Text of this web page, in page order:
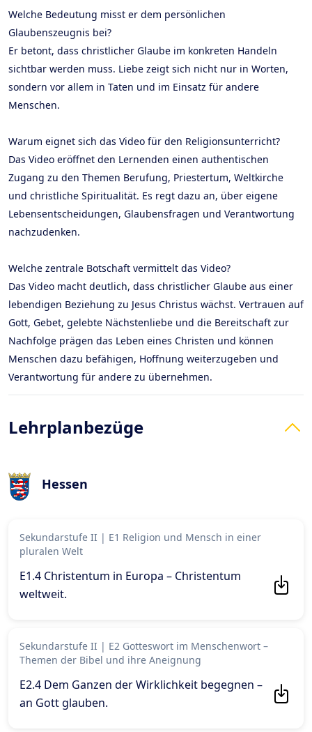
Welche Bedeutung misst er dem persönlichen
Glaubenszeugnis bei?
Er betont, dass christlicher Glaube im konkreten Handeln
sichtbar werden muss. Liebe zeigt sich nicht nur in Worten,
sondern vor allem in Taten und im Einsatz für andere
Menschen.
Warum eignet sich das Video für den Religionsunterricht?
Das Video eröffnet den Lernenden einen authentischen
Zugang zu den Themen Berufung, Priestertum, Weltkirche
und christliche Spiritualität. Es regt dazu an, über eigene
Lebensentscheidungen, Glaubensfragen und Verantwortung
nachzudenken.
Welche zentrale Botschaft vermittelt das Video?
Das Video macht deutlich, dass christlicher Glaube aus einer
lebendigen Beziehung zu Jesus Christus wächst. Vertrauen auf
Gott, Gebet, gelebte Nächstenliebe und die Bereitschaft zur
Nachfolge prägen das Leben eines Christen und können
Menschen dazu befähigen, Hoffnung weiterzugeben und
Verantwortung für andere zu übernehmen.
Lehrplanbezüge
Hessen
Sekundarstufe II | E1 Religion und Mensch in einer
pluralen Welt
E1.4 Christentum in Europa – Christentum
weltweit.
Sekundarstufe II | E2 Gotteswort im Menschenwort –
Themen der Bibel und ihre Aneignung
E2.4 Dem Ganzen der Wirklichkeit begegnen –
an Gott glauben.